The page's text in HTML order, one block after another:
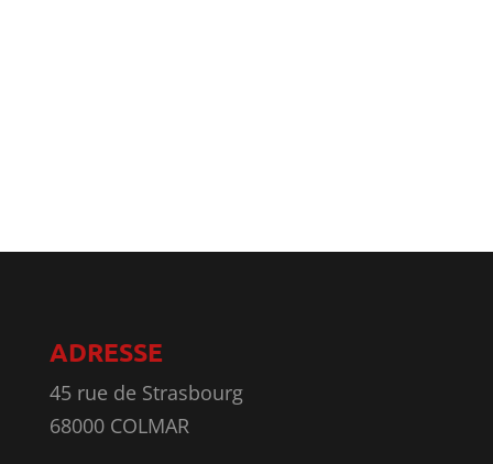
ADRESSE
45 rue de Strasbourg
68000 COLMAR